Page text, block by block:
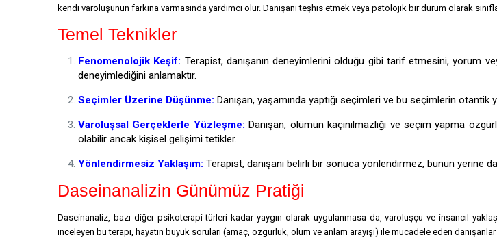
kendi varoluşunun farkına varmasında yardımcı olur. Danışanı teşhis etmek veya patolojik bir durum olarak
Temel Teknikler
Fenomenolojik Keşif: Terapist, danışanın deneyimlerini olduğu gibi tarif etmesini, yorum
deneyimlediğini anlamaktır.
Seçimler Üzerine Düşünme: Danışan, yaşamında yaptığı seçimleri ve bu seçimlerin otantik
Varoluşsal Gerçeklerle Yüzleşme: Danışan, ölümün kaçınılmazlığı ve seçim yapma
olabilir ancak kişisel gelişimi tetikler.
Yönlendirmesiz Yaklaşım: Terapist, danışanı belirli bir sonuca yönlendirmez, bunun yerine
Daseinanalizin Günümüz Pratiği
Daseinanaliz, bazı diğer psikoterapi türleri kadar yaygın olarak uygulanmasa da, varoluşçu ve insancıl
inceleyen bu terapi, hayatın büyük soruları (amaç, özgürlük, ölüm ve anlam arayışı) ile mücadele eden